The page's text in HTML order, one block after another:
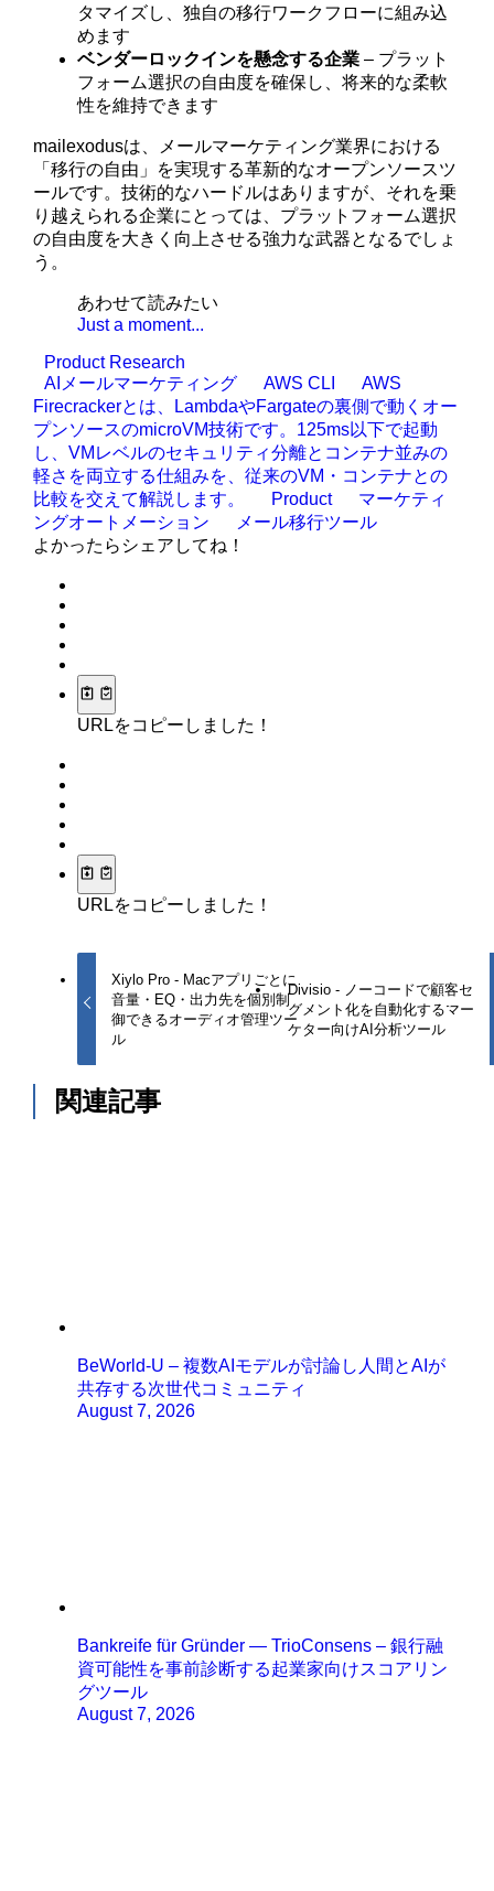
タマイズし、独自の移行ワークフローに組み込
めます
ベンダーロックインを懸念する企業 – プラット
フォーム選択の自由度を確保し、将来的な柔軟
性を維持できます
mailexodusは、メールマーケティング業界における
「移行の自由」を実現する革新的なオープンソースツ
ールです。技術的なハードルはありますが、それを乗
り越えられる企業にとっては、プラットフォーム選択
の自由度を大きく向上させる強力な武器となるでしょ
う。
あわせて読みたい
Just a moment...
Product Research
AIメールマーケティング
AWS CLI
AWS
Firecrackerとは、LambdaやFargateの裏側で動くオー
プンソースのmicroVM技術です。125ms以下で起動
し、VMレベルのセキュリティ分離とコンテナ並みの
軽さを両立する仕組みを、従来のVM・コンテナとの
比較を交えて解説します。
Product
マーケティ
ングオートメーション
メール移行ツール
よかったらシェアしてね！
URLをコピーしました！
URLをコピーしました！
Xiylo Pro - Macアプリごとに
音量・EQ・出力先を個別制
御できるオーディオ管理ツー
ル
Divisio - ノーコードで顧客セ
グメント化を自動化するマー
ケター向けAI分析ツール
関連記事
BeWorld-U – 複数AIモデルが討論し人間とAIが
共存する次世代コミュニティ
August 7, 2026
Bankreife für Gründer — TrioConsens – 銀行融
資可能性を事前診断する起業家向けスコアリン
グツール
August 7, 2026